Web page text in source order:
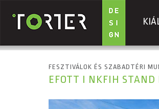
Ugrás a tartalomra
FESZTIVÁLOK ÉS SZABADTÉRI
EFOTT I NKFIH STAND